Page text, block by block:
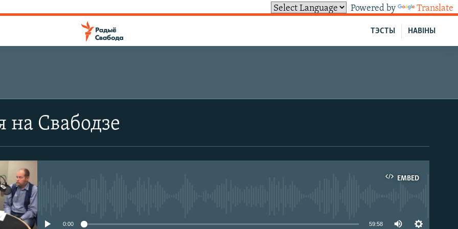
Powered by Translate
НАВІНЫ
ТЭСТЫ
на Свабодзе
EMBED
0:00 59:58